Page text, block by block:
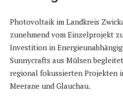
Photovoltaik im Landkreis
zunehmend vom Einzelprojekt
Investition in
Sunnycrafts aus Mülsen
regional fokussierten Projekten
Meerane und Glauchau.